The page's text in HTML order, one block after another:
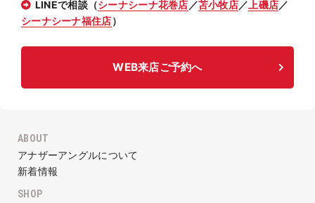
LINEで相談（シーナシーナ花巻店 ／苫小牧店／ 上磯店／
シーナシーナ福住店）
WEB来店ご予約へ
ABOUT
アナザーアングルについて
新着情報
SHOP